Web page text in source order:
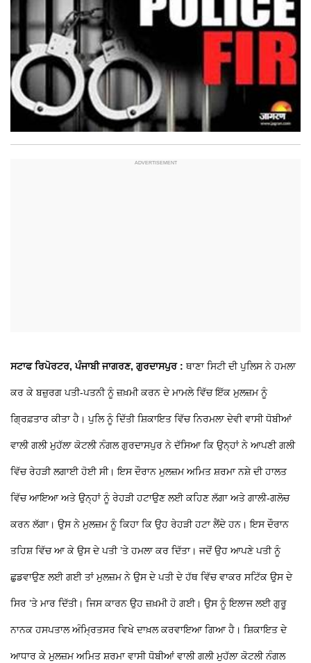
ਸਟਾਫ ਰਿਪੋਰਟਰ, ਪੰਜਾਬੀ ਜਾਗਰਣ, ਗੁਰਦਾਸਪੁਰ : ਥਾਣਾ ਸਿਟੀ ਦੀ ਪੁਲਿਸ ਨੇ ਹਮਲਾ
ਕਰ ਕੇ ਬਜ਼ੁਰਗ ਪਤੀ-ਪਤਨੀ ਨੂੰ ਜ਼ਖ਼ਮੀ ਕਰਨ ਦੇ ਮਾਮਲੇ ਵਿੱਚ ਇੱਕ ਮੁਲਜ਼ਮ ਨੂੰ
ਗ੍ਰਿਫ਼ਤਾਰ ਕੀਤਾ ਹੈ। ਪੁਲਿ ਨੂੰ ਦਿੱਤੀ ਸ਼ਿਕਾਇਤ ਵਿੱਚ ਨਿਰਮਲਾ ਦੇਵੀ ਵਾਸੀ ਧੋਬੀਆਂ
ਵਾਲੀ ਗਲੀ ਮੁਹੱਲਾ ਕੋਟਲੀ ਨੰਗਲ ਗੁਰਦਾਸਪੁਰ ਨੇ ਦੱਸਿਆ ਕਿ ਉਨ੍ਹਾਂ ਨੇ ਆਪਣੀ ਗਲੀ
ਵਿੱਚ ਰੇਹੜੀ ਲਗਾਈ ਹੋਈ ਸੀ। ਇਸ ਦੌਰਾਨ ਮੁਲਜ਼ਮ ਅਮਿਤ ਸ਼ਰਮਾ ਨਸ਼ੇ ਦੀ ਹਾਲਤ
ਵਿੱਚ ਆਇਆ ਅਤੇ ਉਨ੍ਹਾਂ ਨੂੰ ਰੇਹੜੀ ਹਟਾਉਣ ਲਈ ਕਹਿਣ ਲੱਗਾ ਅਤੇ ਗਾਲੀ-ਗਲੋਚ
ਕਰਨ ਲੱਗਾ। ਉਸ ਨੇ ਮੁਲਜ਼ਮ ਨੂੰ ਕਿਹਾ ਕਿ ਉਹ ਰੇਹੜੀ ਹਟਾ ਲੈਂਦੇ ਹਨ। ਇਸ ਦੌਰਾਨ
ਤਹਿਸ਼ ਵਿੱਚ ਆ ਕੇ ਉਸ ਦੇ ਪਤੀ ’ਤੇ ਹਮਲਾ ਕਰ ਦਿੱਤਾ। ਜਦੋਂ ਉਹ ਆਪਣੇ ਪਤੀ ਨੂੰ
ਛੁਡਵਾਉਣ ਲਈ ਗਈ ਤਾਂ ਮੁਲਜ਼ਮ ਨੇ ਉਸ ਦੇ ਪਤੀ ਦੇ ਹੱਥ ਵਿੱਚ ਵਾਕਰ ਸਟਿੱਕ ਉਸ ਦੇ
ਸਿਰ ’ਤੇ ਮਾਰ ਦਿੱਤੀ। ਜਿਸ ਕਾਰਨ ਉਹ ਜ਼ਖ਼ਮੀ ਹੋ ਗਈ। ਉਸ ਨੂੰ ਇਲਾਜ ਲਈ ਗੁਰੂ
ਨਾਨਕ ਹਸਪਤਾਲ ਅੰਮ੍ਰਿਤਸਰ ਵਿਖੇ ਦਾਖ਼ਲ ਕਰਵਾਇਆ ਗਿਆ ਹੈ। ਸ਼ਿਕਾਇਤ ਦੇ
ਆਧਾਰ ਕੇ ਮੁਲਜ਼ਮ ਅਮਿਤ ਸ਼ਰਮਾ ਵਾਸੀ ਧੋਬੀਆਂ ਵਾਲੀ ਗਲੀ ਮੁਹੱਲਾ ਕੋਟਲੀ ਨੰਗਲ